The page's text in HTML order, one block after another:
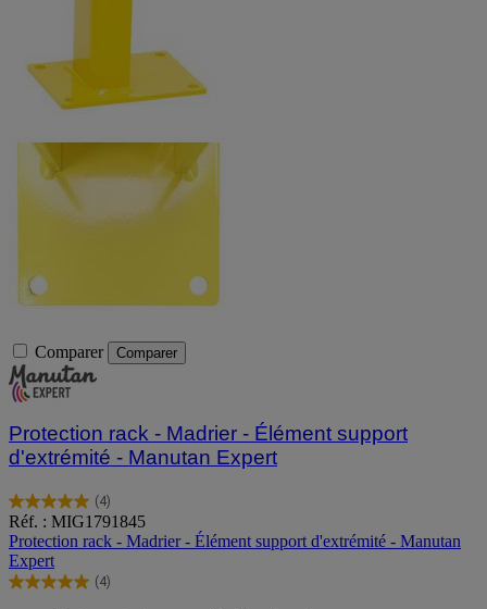
Comparer Comparer
Protection rack - Madrier - Élément support
d'extrémité - Manutan Expert
(4)
5.0
sur
5
étoiles.
4
Réf. : MIG1791845
Protection rack - Madrier - Élément support d'extrémité - Manutan
Expert
(4)
5.0